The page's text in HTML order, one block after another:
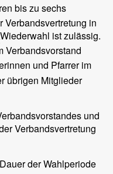
bis zu sechs
Verbandsvertretung in
Wiederwahl ist zulässig.
Verbandsvorstand
und Pfarrer im
übrigen Mitglieder
und
Verbandsvertretung
der Wahlperiode